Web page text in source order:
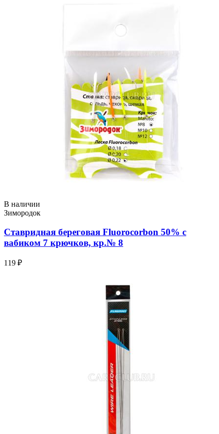
В наличии
Зимородок
Ставридная береговая Fluorocorbon 50% с
вабиком 7 крючков, кр.№ 8
119 ₽